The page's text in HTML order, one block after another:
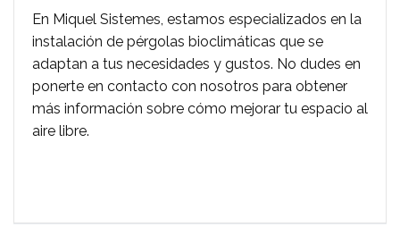
En Miquel Sistemes, estamos especializados en la
instalación de pérgolas bioclimáticas que se
adaptan a tus necesidades y gustos. No dudes en
ponerte en contacto con nosotros para obtener
más información sobre cómo mejorar tu espacio al
aire libre.